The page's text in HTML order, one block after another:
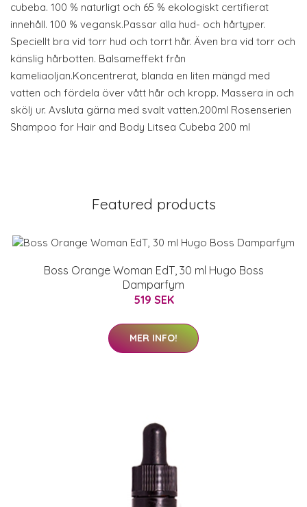
cubeba. 100 % naturligt och 65 % ekologiskt certifierat
innehåll. 100 % vegansk.Passar alla hud- och hårtyper.
Speciellt bra vid torr hud och torrt hår. Även bra vid torr och
känslig hårbotten. Balsameffekt från
kameliaoljan.Koncentrerat, blanda en liten mängd med
vatten och fördela över vått hår och kropp. Massera in och
skölj ur. Avsluta gärna med svalt vatten.200ml Rosenserien
Shampoo for Hair and Body Litsea Cubeba 200 ml
Featured products
Boss Orange Woman EdT, 30 ml Hugo Boss
Damparfym
519 SEK
MER INFO!